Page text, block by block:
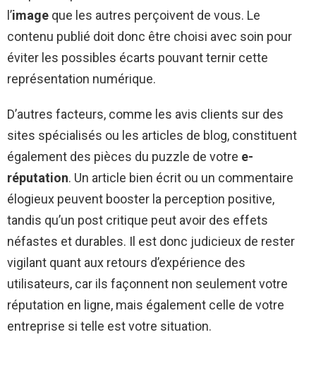
l’image que les autres perçoivent de vous. Le
contenu publié doit donc être choisi avec soin pour
éviter les possibles écarts pouvant ternir cette
représentation numérique.
D’autres facteurs, comme les avis clients sur des
sites spécialisés ou les articles de blog, constituent
également des pièces du puzzle de votre e-
réputation. Un article bien écrit ou un commentaire
élogieux peuvent booster la perception positive,
tandis qu’un post critique peut avoir des effets
néfastes et durables. Il est donc judicieux de rester
vigilant quant aux retours d’expérience des
utilisateurs, car ils façonnent non seulement votre
réputation en ligne, mais également celle de votre
entreprise si telle est votre situation.